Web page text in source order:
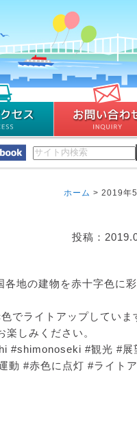
ホーム > 2019年5
投稿：
地の建物を赤十字色に彩
でライトアップしていま
しみください。
#shimonoseki #観光 #展
動 #赤色に点灯 #ライト